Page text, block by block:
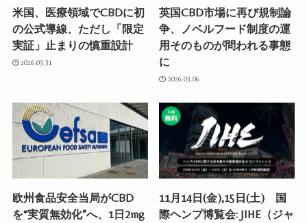
米国、医療領域でCBDに初
の公式導線、ただし「限定
実証」止まりの慎重設計
2026.03.31
英国CBD市場に再び規制論
争、ノベルフード制度の運
用そのものが問われる事態
に
2026.03.06
欧州食品安全当局がCBD
を“実質無効化”へ、1日2mg
11月14日(金),15日(土) 国
際ヘンプ博覧会: JIHE（ジャ